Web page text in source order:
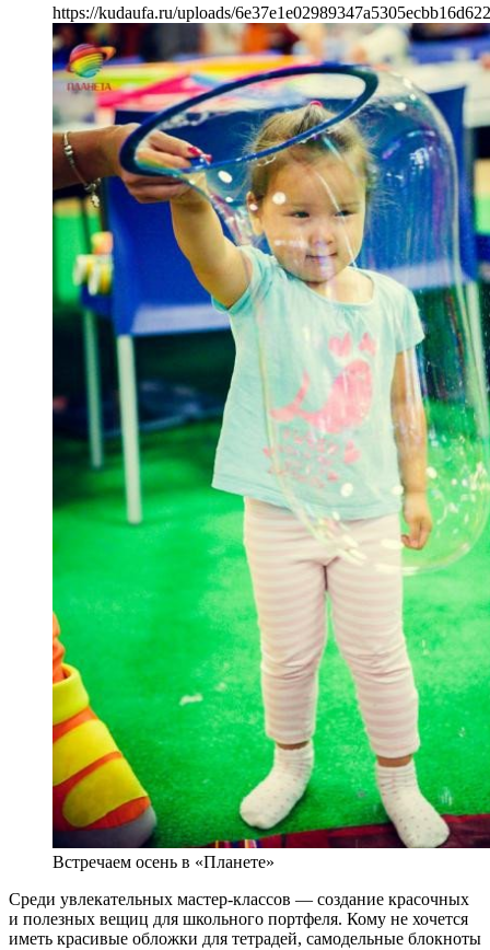
https://kudaufa.ru/uploads/
Встречаем осень в «Планете»
Среди увлекательных мастер-классов — создание красочных
и полезных вещиц для школьного портфеля. Кому не хочется
иметь красивые обложки для тетрадей, самодельные блокноты